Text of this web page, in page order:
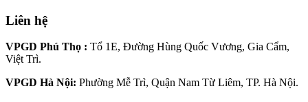
Liên hệ
VPGD Phú Thọ : Tổ 1E, Đường Hùng Quốc Vương, Gia Cẩm,
Việt Trì.
VPGD Hà Nội: Phường Mễ Trì, Quận Nam Từ Liêm, TP. Hà Nội.